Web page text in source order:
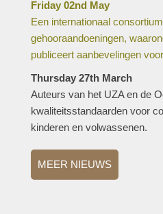
Friday 02nd May
Een internationaal
gehooraandoeningen,
publiceert aanbevelingen
Thursday 27th March
Auteurs van het UZA en de
kwaliteitsstandaarden voor
kinderen en volwassenen.
MEER NIEUWS